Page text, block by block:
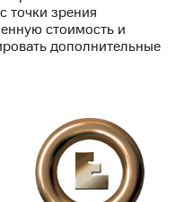
точки зрения
стоимость и
дополнительные